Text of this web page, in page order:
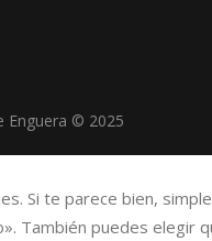
Enguera © 2025
Si te parece bien,
También puedes elegir